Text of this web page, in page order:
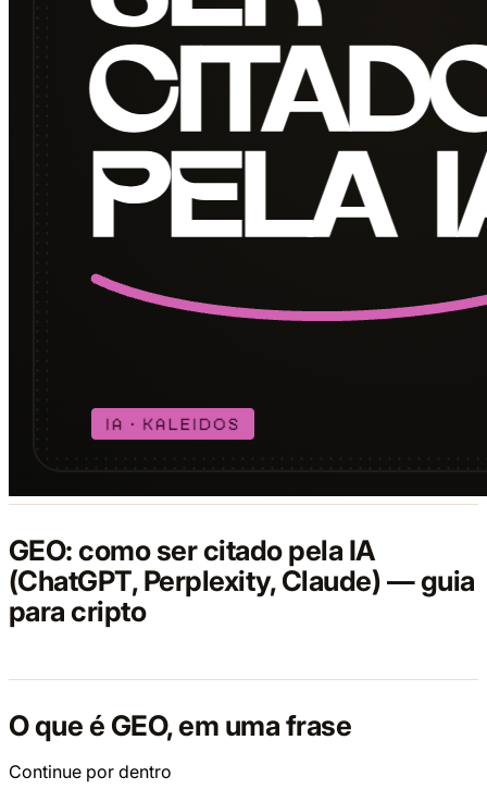
GEO: como ser citado pela IA
(ChatGPT, Perplexity, Claude) — guia
para cripto
O que é GEO, em uma frase
Continue por dentro